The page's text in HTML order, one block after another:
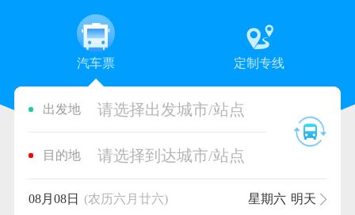
汽车票 定制专线
出发地 请选择出发城市/站点
目的地 请选择到达城市/站点
08月08日 (农历六月廿六) 星期六 明天